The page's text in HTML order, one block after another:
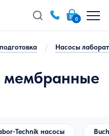
0
/ Насосы
мембранные
Technik насосы